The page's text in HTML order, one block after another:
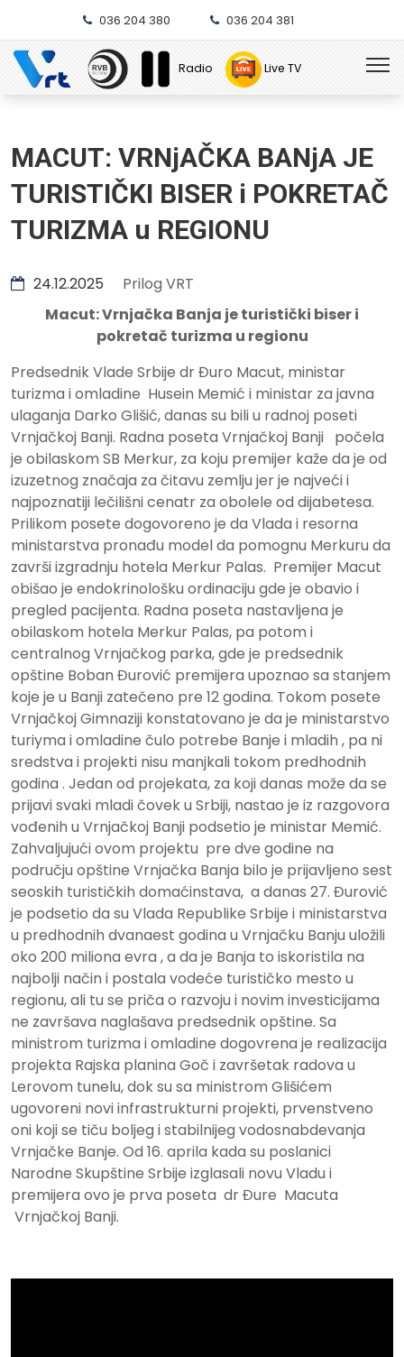
036 204 380 036 204 381
Radio Live TV
MACUT: VRNjAČKA BANjA JE
TURISTIČKI BISER i POKRETAČ
TURIZMA u REGIONU
24.12.2025
Prilog VRT
Macut: Vrnjačka Banja je turistički biser i
pokretač turizma u regionu
Predsednik Vlade Srbije dr Đuro Macut, ministar
turizma i omladine Husein Memić i ministar za javna
ulaganja Darko Glišić, danas su bili u radnoj poseti
Vrnjačkoj Banji. Radna poseta Vrnjačkoj Banji počela
je obilaskom SB Merkur, za koju premijer kaže da je od
izuzetnog značaja za čitavu zemlju jer je najveći i
najpoznatiji lečilišni cenatr za obolele od dijabetesa.
Prilikom posete dogovoreno je da Vlada i resorna
ministarstva pronađu model da pomognu Merkuru da
završi izgradnju hotela Merkur Palas. Premijer Macut
obišao je endokrinološku ordinaciju gde je obavio i
pregled pacijenta. Radna poseta nastavljena je
obilaskom hotela Merkur Palas, pa potom i
centralnog Vrnjačkog parka, gde je predsednik
opštine Boban Đurović premijera upoznao sa stanjem
koje je u Banji zatečeno pre 12 godina. Tokom posete
Vrnjačkoj Gimnaziji konstatovano je da je ministarstvo
turiyma i omladine čulo potrebe Banje i mladih , pa ni
sredstva i projekti nisu manjkali tokom predhodnih
godina . Jedan od projekata, za koji danas može da se
prijavi svaki mladi čovek u Srbiji, nastao je iz razgovora
vođenih u Vrnjačkoj Banji podsetio je ministar Memić.
Zahvaljujući ovom projektu pre dve godine na
području opštine Vrnjačka Banja bilo je prijavljeno sest
seoskih turističkih domaćinstava, a danas 27. Đurović
je podsetio da su Vlada Republike Srbije i ministarstva
u predhodnih dvanaest godina u Vrnjačku Banju uložili
oko 200 miliona evra , a da je Banja to iskoristila na
najbolji način i postala vodeće turističko mesto u
regionu, ali tu se priča o razvoju i novim investicijama
ne završava naglašava predsednik opštine. Sa
ministrom turizma i omladine dogovrena je realizacija
projekta Rajska planina Goč i završetak radova u
Lerovom tunelu, dok su sa ministrom Glišićem
ugovoreni novi infrastrukturni projekti, prvenstveno
oni koji se tiču boljeg i stabilnijeg vodosnabdevanja
Vrnjačke Banje. Od 16. aprila kada su poslanici
Narodne Skupštine Srbije izglasali novu Vladu i
premijera ovo je prva poseta dr Đure Macuta
Vrnjačkoj Banji.